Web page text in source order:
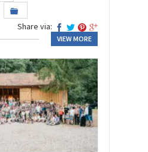
Share via:
VIEW MORE